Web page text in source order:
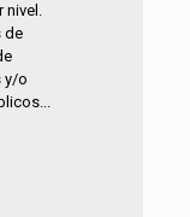
nivel.
de
y/o